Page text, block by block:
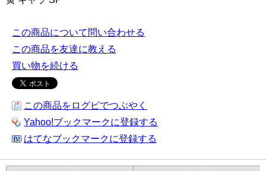
この商品について問い合わせる
この商品を友達に教える
買い物を続ける
この商品をログピでつぶやく
Yahoo!ブックマークに登録する
はてなブックマークに登録する